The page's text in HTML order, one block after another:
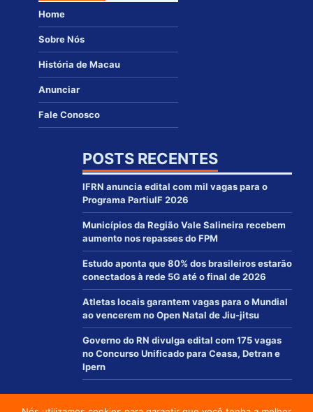
Home
Sobre Nós
História de Macau
Anunciar
Fale Conosco
POSTS RECENTES
IFRN anuncia edital com mil vagas para o
Programa PartiuIF 2026
Municípios da Região Vale Salineira recebem
aumento nos repasses do FPM
Estudo aponta que 80% dos brasileiros estarão
conectados à rede 5G até o final de 2026
Atletas locais garantem vagas para o Mundial
ao vencerem no Open Natal de Jiu-jitsu
Governo do RN divulga edital com 175 vagas
no Concurso Unificado para Ceasa, Detran e
Ipern